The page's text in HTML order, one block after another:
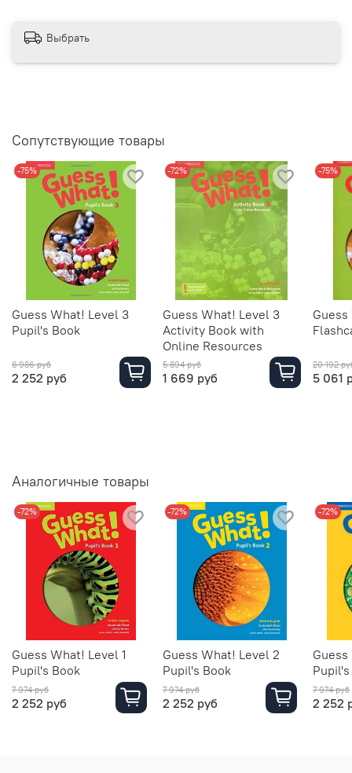
Выбрать
Сопутствующие товары
-75%
Guess What! Level 3
Pupil's Book
8 986 руб
2 252 руб
-72%
Guess What! Level 3
Activity Book with
Online Resources
5 894 руб
1 669 руб
-75%
20 192
5 061
Аналогичные товары
-72%
Guess What! Level 1
Pupil's Book
7 974 руб
2 252 руб
-72%
Guess What! Level 2
Pupil's Book
7 974 руб
2 252 руб
-72%
7 974 руб
2 252